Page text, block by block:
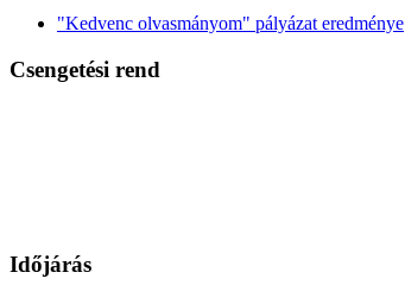
"Kedvenc olvasmányom" pályázat eredménye
Csengetési rend
Időjárás